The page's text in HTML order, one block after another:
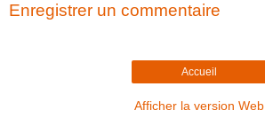
Enregistrer un commentaire
Accueil
Afficher la version Web